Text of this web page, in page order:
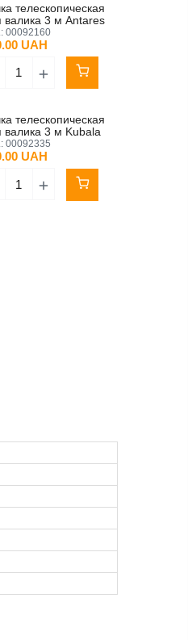
телескопическая
валика 3 м Antares
00092160
UAH
телескопическая
валика 3 м Kubala
00092335
UAH